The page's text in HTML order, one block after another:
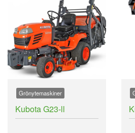
Grönytemaskiner
Kubota G23-ll